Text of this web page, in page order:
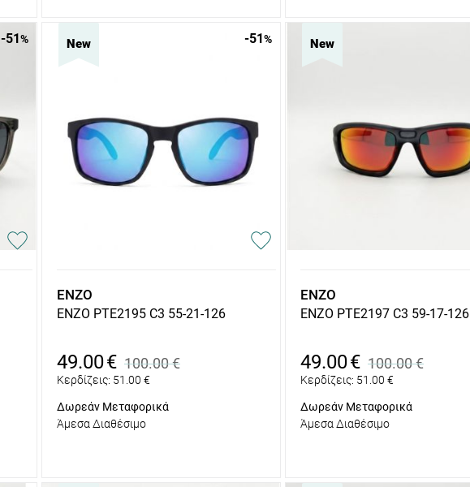
-51% New -51%
ENZO
ENZO PTE2195 C3 55-21-126
49.00€ 100.00€
Κερδίζεις: 51.00 €
Δωρεάν Μεταφορικά
Άμεσα Διαθέσιμο
New
ENZO
ENZO PTE2197 C3 59-17-126
49.00€ 100.00€
Κερδίζεις: 51.00 €
Δωρεάν Μεταφορικά
Άμεσα Διαθέσιμο